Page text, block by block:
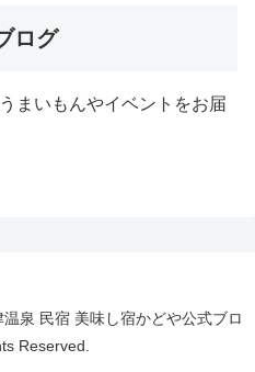
ログ
まいもんやイベントをお届
泉 民宿 美味し宿かどや公式ブロ
Reserved.